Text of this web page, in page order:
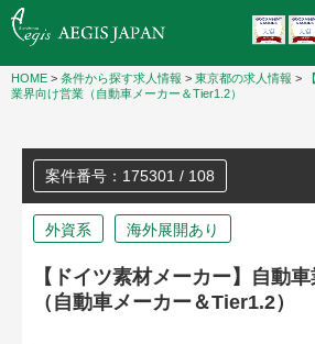
HOME > 条件から探す求人情報 > 東京都の求人情報 >
業界向け営業（自動車メーカー＆Tier1.2）
案件番号：175301 / 108
外資系 海外展開あり
【ドイツ素材メーカー】自動
（自動車メーカー＆Tier1.2）